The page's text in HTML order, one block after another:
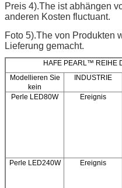
Preis 4).The ist abhängen
anderen Kosten fluctuant.
Foto 5).The von Produkten
Lieferung gemacht.
HAFE PEARL™ REIHE
Modellieren Sie
kein
INDUSTRIE
Perle LED80W Ereignis
Perle LED240W Ereignis